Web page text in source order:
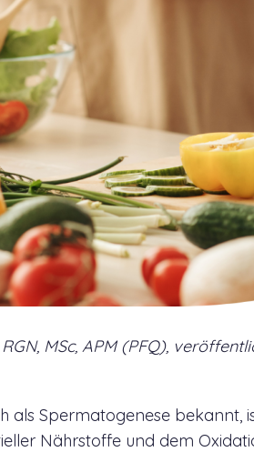
MSc, APM (PFQ),
als Spermatogenese bekannt,
Nährstoffe und dem